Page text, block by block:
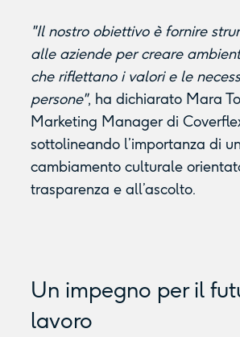
"Il nostro obiettivo è fornire
alle aziende per creare
che riflettano i valori e le
persone", ha dichiarato Mara
Marketing Manager di
sottolineando l’importanza di un
cambiamento culturale
trasparenza e all’ascolto.
Un impegno per il
lavoro